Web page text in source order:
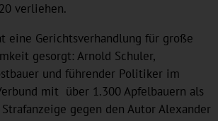
verliehen.
eine Gerichtsverhandlung für große
gesorgt: Arnold Schuler,
und führender Politiker im
mit über 1.300 Apfelbauern als
gegen den Autor Alexander